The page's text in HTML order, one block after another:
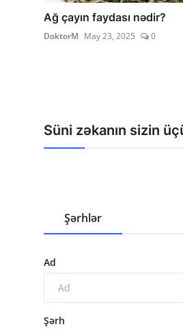
Ağ çayın faydası nədir?
DoktorM May 23, 2025 0
Süni zəkanın sizin
Şərhlər
Ad
Şərh